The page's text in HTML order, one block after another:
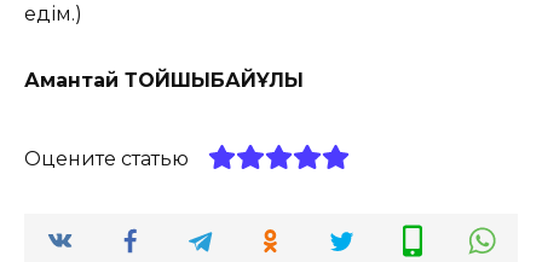
едім.)
Амантай ТОЙШЫБАЙҰЛЫ
Оцените статью